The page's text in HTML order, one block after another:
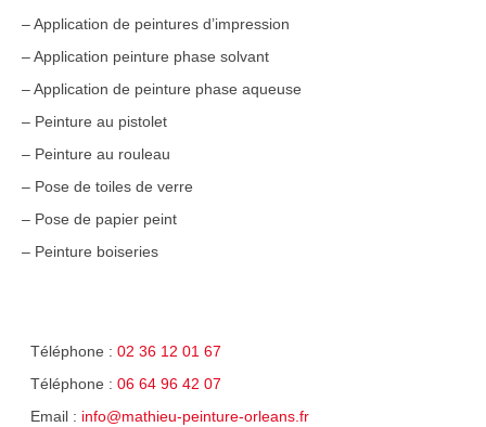
– Application de peintures d’impression
– Application peinture phase solvant
– Application de peinture phase aqueuse
– Peinture au pistolet
– Peinture au rouleau
– Pose de toiles de verre
– Pose de papier peint
– Peinture boiseries
Téléphone : 02 36 12 01 67
Téléphone : 06 64 96 42 07
Email : info@mathieu-peinture-orleans.fr